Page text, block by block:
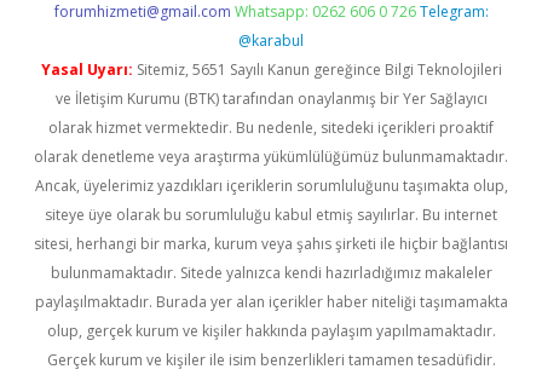
forumhizmeti@gmail.com Whatsapp: 0262 606 0 726 Telegram:
@karabul
Yasal Uyarı: Sitemiz, 5651 Sayılı Kanun gereğince Bilgi Teknolojileri
ve İletişim Kurumu (BTK) tarafından onaylanmış bir Yer Sağlayıcı
olarak hizmet vermektedir. Bu nedenle, sitedeki içerikleri proaktif
olarak denetleme veya araştırma yükümlülüğümüz bulunmamaktadır.
Ancak, üyelerimiz yazdıkları içeriklerin sorumluluğunu taşımakta olup,
siteye üye olarak bu sorumluluğu kabul etmiş sayılırlar. Bu internet
sitesi, herhangi bir marka, kurum veya şahıs şirketi ile hiçbir bağlantısı
bulunmamaktadır. Sitede yalnızca kendi hazırladığımız makaleler
paylaşılmaktadır. Burada yer alan içerikler haber niteliği taşımamakta
olup, gerçek kurum ve kişiler hakkında paylaşım yapılmamaktadır.
Gerçek kurum ve kişiler ile isim benzerlikleri tamamen tesadüfidir.